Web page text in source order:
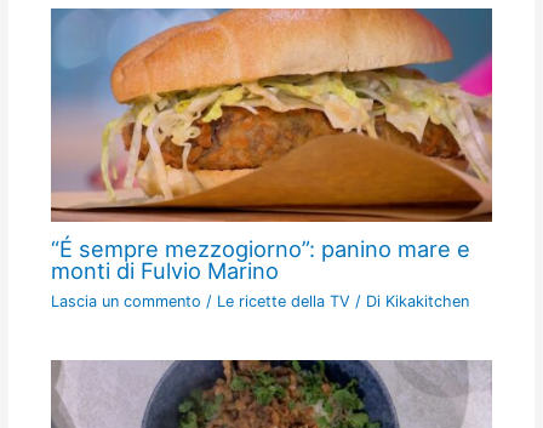
“É sempre mezzogiorno”: panino mare e
monti di Fulvio Marino
Lascia un commento / Le ricette della TV / Di Kikakitchen